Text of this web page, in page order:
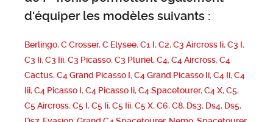
d'équiper les modèles suivants :
Berlingo,C Crosser,C Elysee,C1 I,C2,C3 Aircross Ii,C3 I,
C3 Ii,C3 Iii,C3 Picasso,C3 Pluriel,C4,C4 Aircross,C4
Cactus,C4 Grand Picasso I,C4 Grand Picasso Ii,C4 Ii,C4
Iii,C4 Picasso I,C4 Picasso Ii,C4 Spacetourer,C4 X,C5,
C5 Aircross,C5 I,C5 Ii,C5 Iii,C5 X,C6,C8, Ds3, Ds4, Ds5,